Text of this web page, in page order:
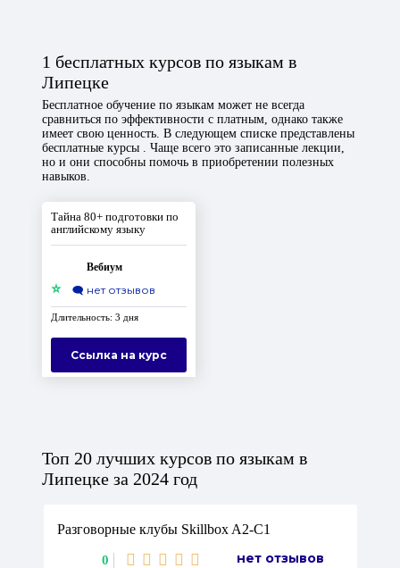
1 бесплатных курсов по языкам в
Липецке
Бесплатное обучение по языкам может не всегда
сравниться по эффективности с платным, однако также
имеет свою ценность. В следующем списке представлены
бесплатные курсы . Чаще всего это записанные лекции,
но и они способны помочь в приобретении полезных
навыков.
Тайна 80+ подготовки по
английскому языку
Вебиум
⭐ 🗨️ нет отзывов
Длительность: 3 дня
Ссылка на курс
Топ 20 лучших курсов по языкам в
Липецке за 2024 год
Разговорные клубы Skillbox A2-C1
0 нет отзывов